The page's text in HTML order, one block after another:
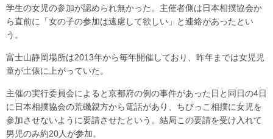
学生の女児の参加が認められ無かった。主催者側は日本相撲協会か
ら直前に「女の子の参加は遠慮して欲しい」と連絡があったとい
う。
富士山静岡場所は2013年から毎年開催しており、昨年までは女児児
童が土俵に上がっていた。
主催の実行委員会によると京都府の例の事件があった日と同日の4日
に日本相撲協会の荒磯親方から電話があり、ちびっこ相撲に女児を
参加させないように要請させたという。結局この要請を受け入れて
男児のみ約20人が参加。